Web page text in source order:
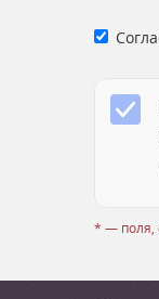
* — поля,